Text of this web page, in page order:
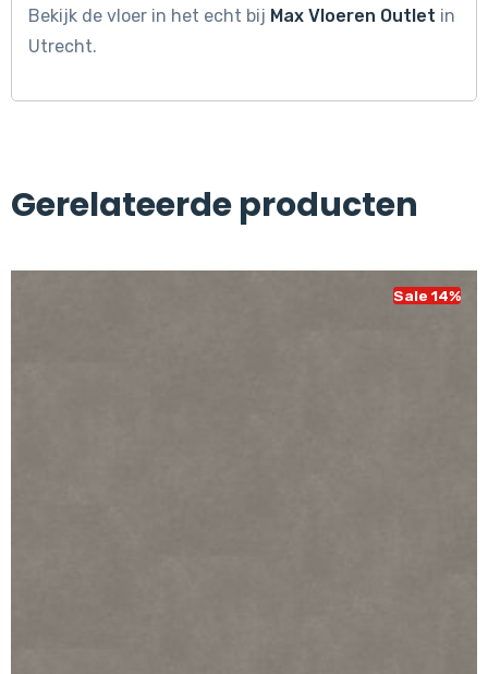
Bekijk de vloer in het echt bij Max Vloeren Outlet in
Utrecht.
Gerelateerde producten
Sale 14%